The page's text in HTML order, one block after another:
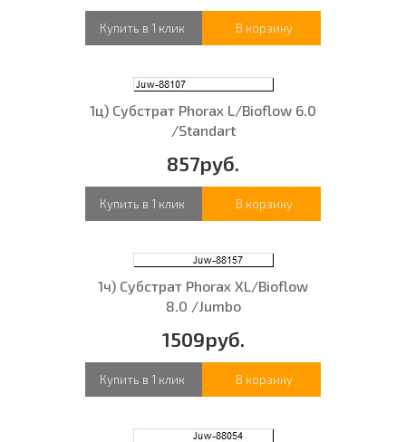
Купить в 1 клик В корзину
1ц) Субстрат Phorax L/Bioflow 6.0
/Standart
857руб.
Купить в 1 клик В корзину
1ч) Субстрат Phorax XL/Bioflow
8.0 /Jumbo
1509руб.
Купить в 1 клик В корзину